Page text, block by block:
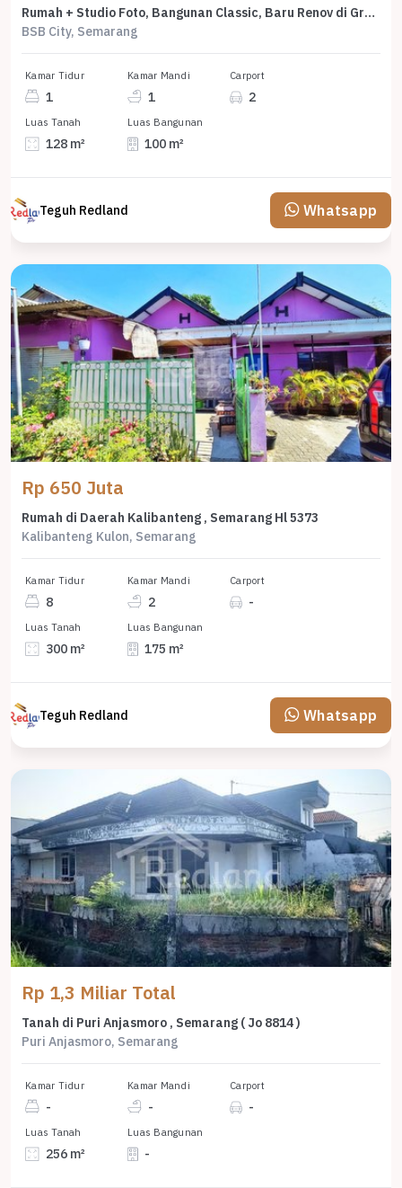
Rumah + Studio Foto, Bangunan Classic, Baru Renov di Graha Taman Pelangi, Bsb, Me 7666
BSB City, Semarang
Kamar Tidur
1
Kamar Mandi
1
Carport
2
Luas Tanah
128 m²
Luas Bangunan
100 m²
Teguh Redland Whatsapp
Rp 650 Juta
Rumah di Daerah Kalibanteng , Semarang Hl 5373
Kalibanteng Kulon, Semarang
Kamar Tidur
8
Kamar Mandi
2
Carport
-
Luas Tanah
300 m²
Luas Bangunan
175 m²
Teguh Redland Whatsapp
Rp 1,3 Miliar Total
Tanah di Puri Anjasmoro , Semarang ( Jo 8814 )
Puri Anjasmoro, Semarang
Kamar Tidur
-
Kamar Mandi
-
Carport
-
Luas Tanah
256 m²
Luas Bangunan
-